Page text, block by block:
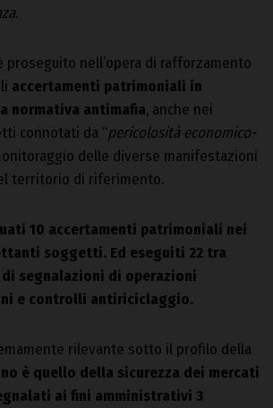
.
proseguito nell’opera di rafforzamento
accertamenti patrimoniali in
normativa antimafia, anche nei
connotati da “pericolosità economico-
delle diverse manifestazioni
territorio di riferimento.
10 accertamenti patrimoniali nei
soggetti. Ed eseguiti 22 tra
segnalazioni di operazioni
e controlli antiriciclaggio.
rilevante sotto il profilo della
è quello della sicurezza dei mercati
ai fini amministrativi 3